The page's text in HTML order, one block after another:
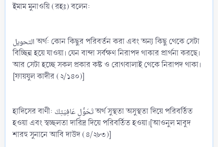
ইমাম মুনাওয়ি (রহঃ) বলেন:
التحويل অর্থ: কোন কিছুর পরিবর্তন করা এবং অন্য কিছু থেকে সেটা
বিচ্ছিন্ন হয়ে যাওয়া। যেন বান্দা সর্বক্ষণ নিরাপদ থাকার প্রার্থনা করছে।
আর সেটা হচ্ছে সকল প্রকার কষ্ট ও রোগবালাই থেকে নিরাপদ থাকা।
[ফায়যুল কাদীর (২/১৪০)]
হাদিসের বাণী: تَحَوُّلِ عَافِيَتِكَ অর্থ সুস্থতা অসুস্থতা দিয়ে পরিবর্তিত
হওয়া এবং স্বচ্ছলতা দারিদ্র দিয়ে পরিবর্তিত হওয়া।[আওনুল মাবুদ
শারহু সুনানে আবি দাউদ (৪/২৮৩)]